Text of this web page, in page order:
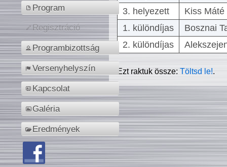
Program
Regisztráció
Programbizottság
Versenyhelyszín
Kapcsolat
Galéria
Eredmények
3. helyezett
Kiss
1. különdíjas
Bosznai
2. különdíjas
Ezt raktuk össze:Töltsd le!.